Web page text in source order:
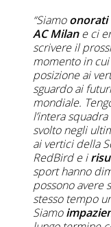
“Siamoonorati
AC Milane ci
scrivere il
momento in
posizione ai
sguardo ai
mondiale.
l’intera
svolto negli
ai vertici della
RedBird e i
sport hanno
possono avere
stesso tempo
Siamo